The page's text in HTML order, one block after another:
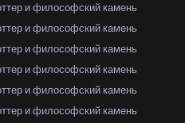
и философский камень
и философский камень
и философский камень
и философский камень
и философский камень
и философский камень